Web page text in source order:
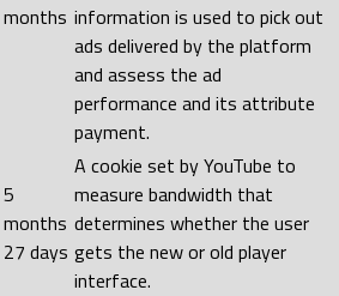
months information is used to pick out
ads delivered by the platform
and assess the ad
performance and its attribute
payment.
5
months
27 days
A cookie set by YouTube to
measure bandwidth that
determines whether the user
gets the new or old player
interface.